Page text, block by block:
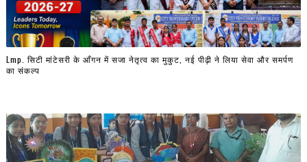
Lmp. सिटी मांटेसरी के आँगन में सजा नेतृत्व का मुकुट, नई पीढ़ी ने लिया सेवा और समर्पण
का संकल्प